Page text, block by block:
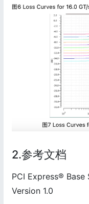
2.参考文档
PCI Express®
Version 1.0